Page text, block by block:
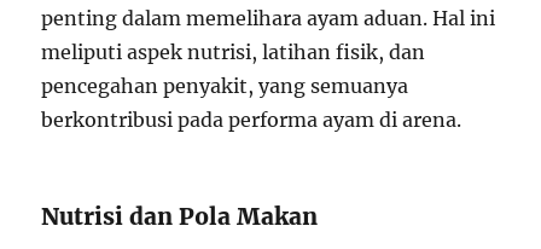
penting dalam memelihara ayam aduan. Hal ini
meliputi aspek nutrisi, latihan fisik, dan
pencegahan penyakit, yang semuanya
berkontribusi pada performa ayam di arena.
Nutrisi dan Pola Makan